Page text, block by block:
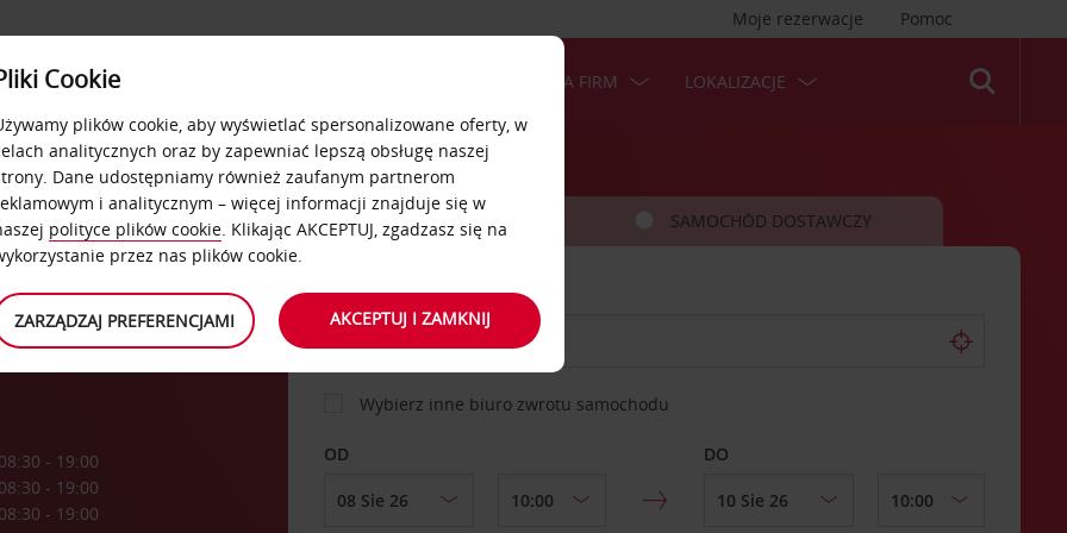
Pomoc
Moje rezerwacje
USŁUGI
OFERTA DLA FIRM LOKALIZACJE
08:30 - 19:00
08:30 - 19:00
08:30 - 19:00
SAMOCHÓD SAMOCHÓD DOSTAWCZY
MIEJSCE ODBIORU
Wybierz inne biuro zwrotu samochodu
OD DO
Cookie
plików cookie, aby wyświetlać spersonalizowane oferty, w
analitycznych oraz by zapewniać lepszą obsługę naszej
Dane udostępniamy również zaufanym partnerom
i analitycznym – więcej informacji znajduje się w
polityce plików cookie. Klikając AKCEPTUJ, zgadzasz się na
przez nas plików cookie.
ZARZĄDZAJ PREFERENCJAMI AKCEPTUJ I ZAMKNIJ